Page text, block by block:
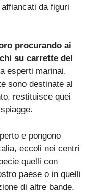
da figuri
procurando ai
su carrette del
esperti marinai.
sono destinate al
restituisce quei
e pongono
eccoli nei centri
quelli con
paese o in quelli
di altre bande.